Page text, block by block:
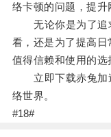
络卡顿的问题，提升
无论你是为了追
看，还是为了提高
值得信赖和使用的选
立即下载赤兔加
络世界。
#18#